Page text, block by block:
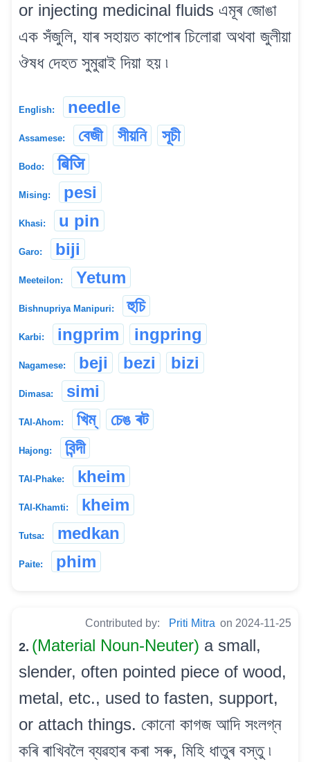
or injecting medicinal fluids এমূৰ জোঙা
এক সঁজুলি, যাৰ সহায়ত কাপোৰ চিলোৱা অথবা জুলীয়া
ঔষধ দেহত সুমুৱাই দিয়া হয় ৷
English: needle
Assamese: বেজী সীয়নি সূচী
Bodo: बिजि
Mising: pesi
Khasi: u pin
Garo: biji
Meeteilon: Yetum
Bishnupriya Manipuri: হুচি
Karbi: ingprim ingpring
Nagamese: beji bezi bizi
Dimasa: simi
TAI-Ahom: খিম্ চেঙ ৰট
Hajong: বিন্দী
TAI-Phake: kheim
TAI-Khamti: kheim
Tutsa: medkan
Paite: phim
Contributed by: Priti Mitra on 2024-11-25
2. (Material Noun-Neuter) a small,
slender, often pointed piece of wood,
metal, etc., used to fasten, support,
or attach things. কোনো কাগজ আদি সংলগ্ন
কৰি ৰাখিবলৈ ব্যৱহাৰ কৰা সৰু, মিহি ধাতুৰ বস্তু ৷